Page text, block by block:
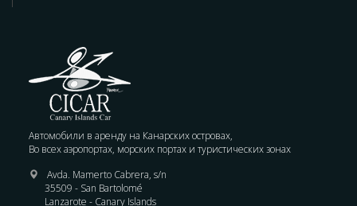
Автомобили в аренду на Канарских островах,
Во всех аэропортах, морских портах и туристических зонах
Avda. Mamerto Cabrera, s/n
35509 - San Bartolomé
Lanzarote - Canary Islands